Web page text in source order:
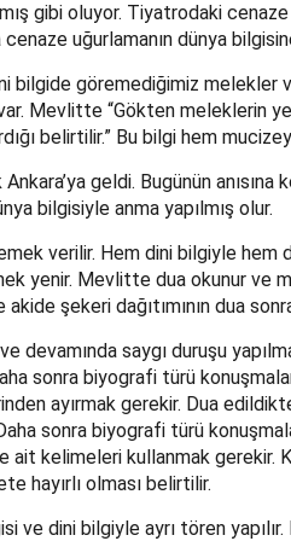
gibi oluyor. Tiyatrodaki
uğurlamanın dünya
bilgide göremediğimiz melekler
Mevlitte “Gökten meleklerin
belirtilir.” Bu bilgi hem
geldi. Bugünün anısına
bilgisiyle anma yapılmış olur.
verilir. Hem dini bilgiyle hem
yenir. Mevlitte dua okunur ve
şekeri dağıtımının dua
devamında saygı duruşu
sonra biyografi türü konuşmalar
ayırmak gerekir. Dua
sonra biyografi türü
ait kelimeleri kullanmak gerekir.
hayırlı olması belirtilir.
ve dini bilgiyle ayrı tören